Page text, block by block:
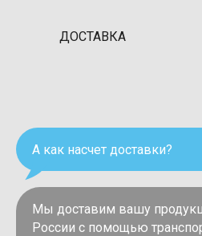
ДОСТАВКА
А как насчет доставки?
Мы доставим вашу
России с помощью